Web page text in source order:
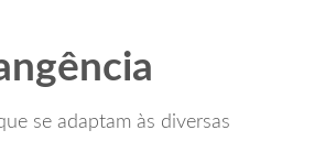
se adaptam às diversas